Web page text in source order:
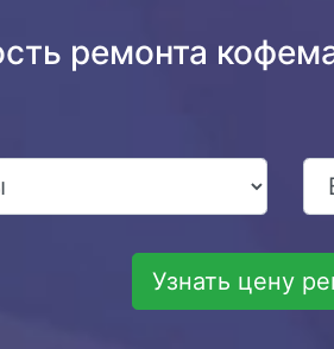
ремонта
Узнать цену